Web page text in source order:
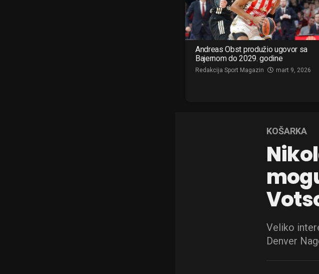
Andreas Obst produžio ugovor sa
Bajernom do 2029. godine
Redakcija Sport Magazin mart 9, 2026
KOŠARKA
Veliko
Denver